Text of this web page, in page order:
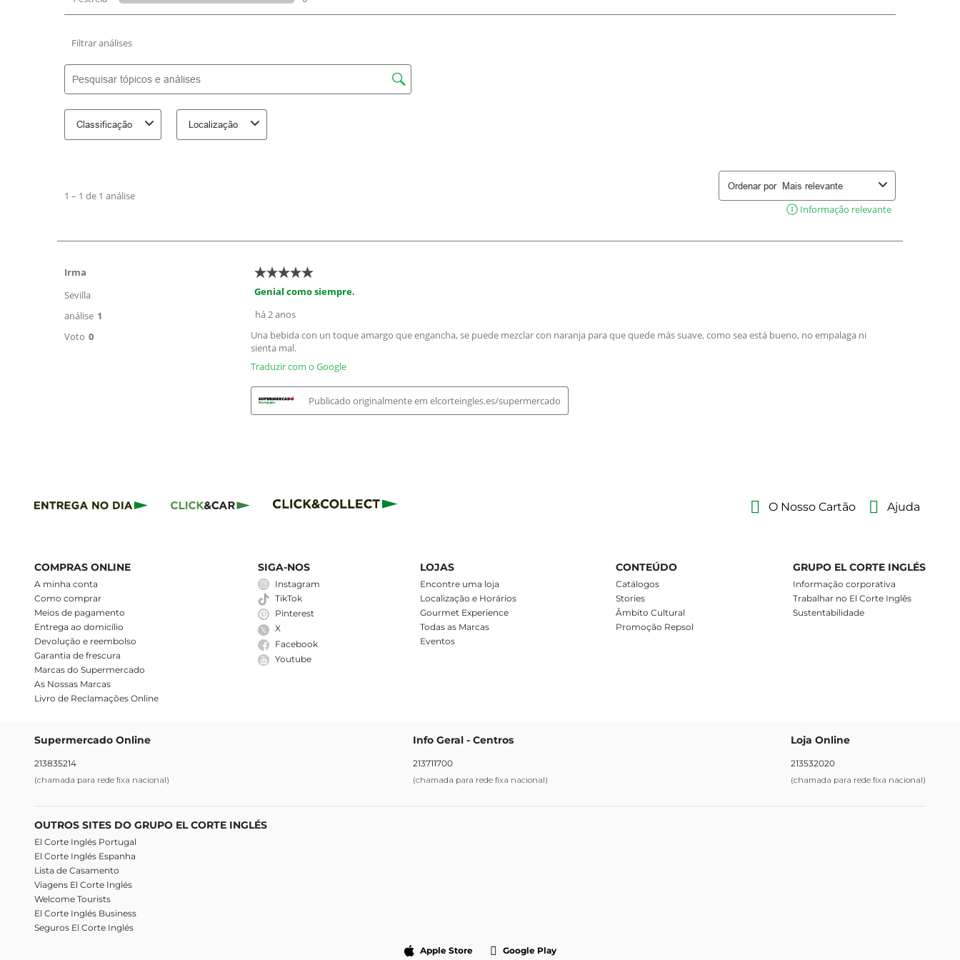
O Nosso Cartão Ajuda
COMPRAS ONLINE
A minha conta
Como comprar
Meios de pagamento
Entrega ao domicílio
Devolução e reembolso
Garantia de frescura
Marcas do Supermercado
As Nossas Marcas
Livro de Reclamações Online
SIGA-NOS
Instagram
TikTok
Pinterest
X
Facebook
Youtube
LOJAS
Encontre uma loja
Localização e Horários
Gourmet Experience
Todas as Marcas
Eventos
CONTEÚDO
Catálogos
Stories
Âmbito Cultural
Promoção Repsol
GRUPO EL CORTE INGLÉS
Informação corporativa
Trabalhar no El Corte Inglês
Sustentabilidade
Supermercado Online
213835214
(chamada para rede fixa nacional)
Info Geral - Centros
213711700
(chamada para rede fixa nacional)
Loja Online
213532020
(chamada para rede fixa nacional)
OUTROS SITES DO GRUPO EL CORTE INGLÉS
El Corte Inglés Portugal
El Corte Inglés Espanha
Lista de Casamento
Viagens El Corte Inglés
Welcome Tourists
El Corte Inglés Business
Seguros El Corte Inglés
Apple Store Google Play